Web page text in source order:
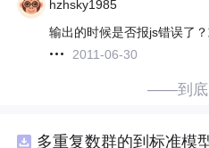
hzhsky1985
输出的时候是否报js错误了
2011-06-30
——到
多重复数群的到标准模